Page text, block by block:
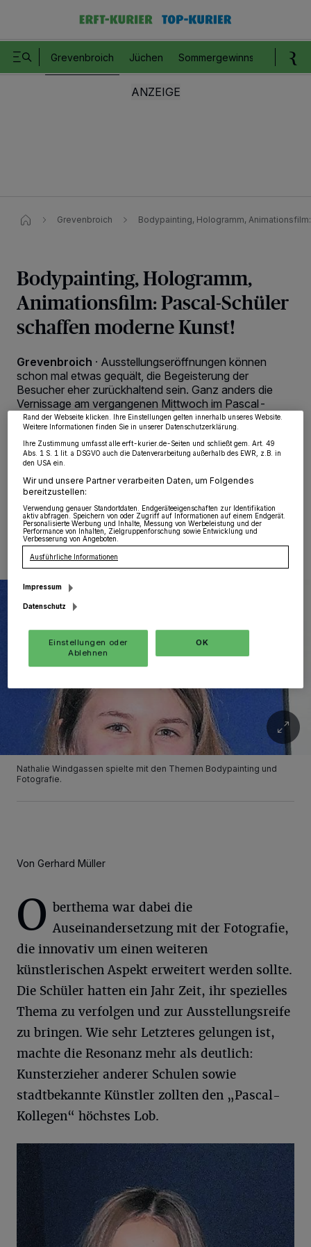
Grevenbroich Jüchen Sommergewinnspiel
Grevenbroich Bodypainting, Hologramm,
Bodypainting, Hologramm,
Animationsfilm: Pascal-Schüler
schaffen moderne Kunst!
Grevenbroich · Ausstellungseröffnungen können
schon mal etwas gequält, die Begeisterung der
Besucher eher zurückhaltend sein. Ganz anders die
Vernissage am vergangenen Mittwoch im Pascal-
Gymnasiums: „Wir haben jetzt ein ganz kreatives Team
an Kunsterziehern“, so Dagmar Boesem-Becker, die
den „Projektkurs Kunst“ in der aktuellen Stufe Q2
leitete.
16.01.2017 , 14:41 Uhr Eine Minute Lesezeit
Nathalie Windgassen spielte mit den Themen Bodypainting und
Fotografie.
Von Gerhard Müller
O berthema war dabei die
Auseinandersetzung mit der Fotografie,
die innovativ um einen weiteren
künstlerischen Aspekt erweitert werden sollte.
Die Schüler hatten ein Jahr Zeit, ihr spezielles
Thema zu verfolgen und zur Ausstellungsreife
zu bringen. Wie sehr Letzteres gelungen ist,
machte die Resonanz mehr als deutlich:
Kunsterzieher anderer Schulen sowie
stadtbekannte Künstler zollten den „Pascal-
Kollegen“ höchstes Lob.
von OK aktivieren Sie Tracking-Technologien für die unter „Wir und unsere
Partner verarbeiten Daten, um Ihnen Dienste bereitzustellen“ aufgeführten
Zwecke. Wenn Tracker deaktiviert sind, sind manche Inhalte und Anzeigen
möglicherweise nicht mehr so relevant für Sie. Sie können dieses Menü jederzeit
wieder aufrufen, um Ihre Einstellungen zu ändern oder Ihre Einwilligung zu
widerrufen, indem Sie auf den Link Einstellungen oder Ablehnen am unteren
Rand der Webseite klicken. Ihre Einstellungen gelten innerhalb unseres Website.
Weitere Informationen finden Sie in unserer Datenschutzerklärung.
Ihre Zustimmung umfasst alle erft-kurier.de-Seiten und schließt gem. Art. 49
Abs. 1 S. 1 lit. a DSGVO auch die Datenverarbeitung außerhalb des EWR, z.B. in
den USA ein.
Wir und unsere Partner verarbeiten Daten, um Folgendes
bereitzustellen:
Verwendung genauer Standortdaten. Endgeräteeigenschaften zur Identifikation
aktiv abfragen. Speichern von oder Zugriff auf Informationen auf einem Endgerät.
Personalisierte Werbung und Inhalte, Messung von Werbeleistung und der
Performance von Inhalten, Zielgruppenforschung sowie Entwicklung und
Verbesserung von Angeboten.
Ausführliche Informationen
Impressum
Datenschutz
Einstellungen oder
Ablehnen
OK